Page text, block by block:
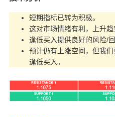
短期指标已转为积极。
这对市场情绪有利，上升趋
逢低买入提供良好的风险/
预计仍有上涨空间，但我
逢低买入。